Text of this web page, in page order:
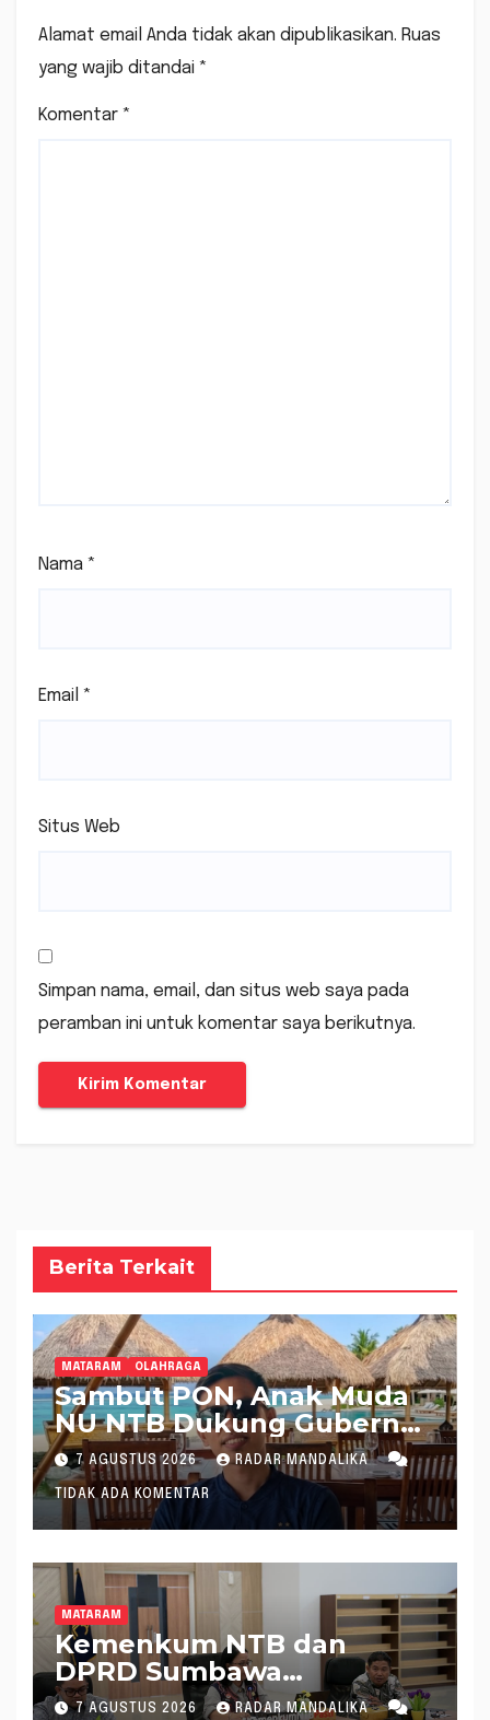
Alamat email Anda tidak akan dipublikasikan. Ruas
yang wajib ditandai *
Komentar *
Nama *
Email *
Situs Web
Simpan nama, email, dan situs web saya pada
peramban ini untuk komentar saya berikutnya.
Berita Terkait
MATARAM OLAHRAGA
Sambut PON, Anak Muda
NU NTB Dukung Gubernur
Pimpin KONI NTB
7 AGUSTUS 2026 RADAR MANDALIKA
TIDAK ADA KOMENTAR
MATARAM
Kemenkum NTB dan
DPRD Sumbawa
Mantapkan Rencana
7 AGUSTUS 2026 RADAR MANDALIKA